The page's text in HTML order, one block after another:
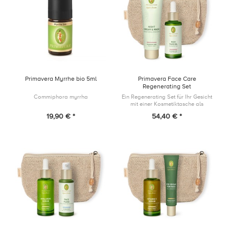
Primavera Myrrhe bio 5ml
Commiphora myrrha
19,90 € *
Primavera Face Care
Regenerating Set
Ein Regenerating Set für Ihr Gesicht
mit einer Kosmetiktasche als
54,40 € *